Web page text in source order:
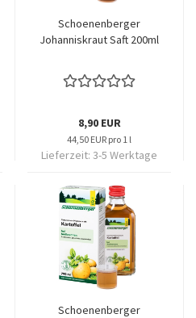
Schoenenberger
Johanniskraut Saft 200ml
8,90 EUR
44,50 EUR pro 1 l
Lieferzeit: 3-5 Werktage
Schoenenberger